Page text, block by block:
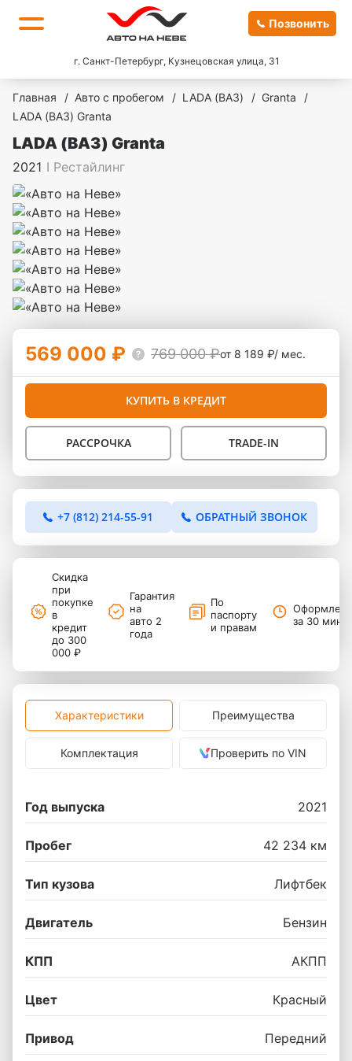
г. Санкт-Петербург, Кузнецовская улица, 31
Позвонить
Главная / Авто с пробегом / LADA (ВАЗ) / Granta
/
LADA (ВАЗ) Granta
LADA (ВАЗ) Granta
2021 I Рестайлинг
569 000 ₽ 769 000 ₽от 8 189 ₽/ мес.
КУПИТЬ В КРЕДИТ
РАССРОЧКА TRADE-IN
+7 (812) 214-55-91 ОБРАТНЫЙ ЗВОНОК
Скидка
при
покупке
в
кредит
до 300
000 ₽
Гарантия
на
авто 2
года
По
паспорту
и правам
за 30
Характеристики Преимущества
Комплектация Проверить по VIN
Год выпуска 2021
Пробег 42 234 км
Тип кузова Лифтбек
Двигатель Бензин
КПП АКПП
Цвет Красный
Привод Передний